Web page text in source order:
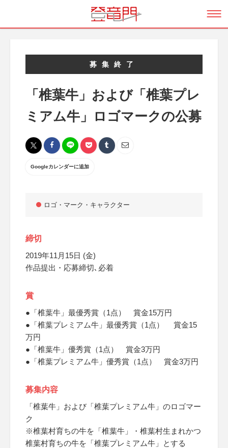
募集終了
「椎葉牛」および「椎葉プレ
ミアム牛」ロゴマークの公募
Googleカレンダーに追加
ロゴ・マーク・キャラクター
締切
2019年11月15日 (金)
作品提出・応募締切､必着
賞
●「椎葉牛」最優秀賞（1点） 賞金15万円
●「椎葉プレミアム牛」最優秀賞（1点） 賞金15
万円
●「椎葉牛」優秀賞（1点） 賞金3万円
●「椎葉プレミアム牛」優秀賞（1点） 賞金3万円
募集内容
「椎葉牛」および「椎葉プレミアム牛」のロゴマー
ク
※椎葉村育ちの牛を「椎葉牛」・椎葉村生まれかつ
椎葉村育ちの牛を「椎葉プレミアム牛」とする